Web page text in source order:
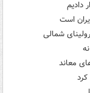
است
شمالی
معاند